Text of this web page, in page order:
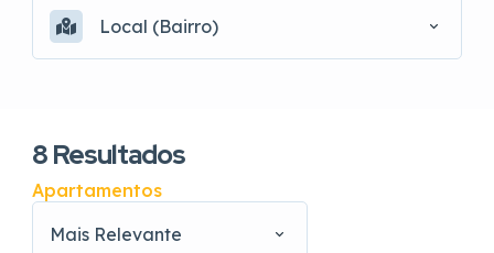
Local (Bairro)
8Resultados
Apartamentos
Mais Relevante